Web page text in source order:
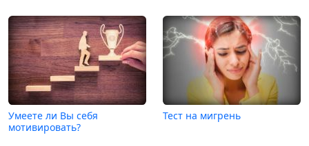
Умеете ли Вы себя
мотивировать?
Тест на мигрень